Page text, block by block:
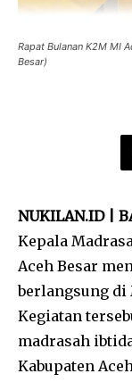
Rapat Bulanan K2M MI
Besar)
NUKILAN.ID |
Kepala
Aceh Besar
berlangsung di
Kegiatan
madrasah
Kabupaten